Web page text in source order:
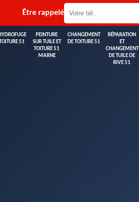
Être rappelé
51
PEINTURE
SUR TUILE ET
TOITURE 51
MARNE
CHANGEMENT
DE TOITURE 51
RÉPARATION
ET
CHANGEMENT
DE TUILE DE
RIVE 51